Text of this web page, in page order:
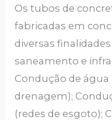
Os tubos de
fabricadas em
diversas
saneamento e
Condução de água
drenagem);
(redes de esgoto);